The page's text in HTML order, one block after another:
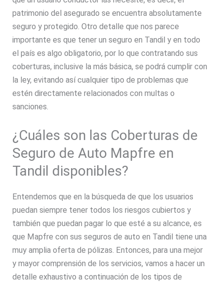
patrimonio del asegurado se encuentra absolutamente
seguro y protegido. Otro detalle que nos parece
importante es que tener un seguro en Tandil y en todo
el país es algo obligatorio, por lo que contratando sus
coberturas, inclusive la más básica, se podrá cumplir con
la ley, evitando así cualquier tipo de problemas que
estén directamente relacionados con multas o
sanciones.
¿Cuáles son las Coberturas de
Seguro de Auto Mapfre en
Tandil disponibles?
Entendemos que en la búsqueda de que los usuarios
puedan siempre tener todos los riesgos cubiertos y
también que puedan pagar lo que esté a su alcance, es
que Mapfre con sus seguros de auto en Tandil tiene una
muy amplia oferta de pólizas. Entonces, para una mejor
y mayor comprensión de los servicios, vamos a hacer un
detalle exhaustivo a continuación de los tipos de